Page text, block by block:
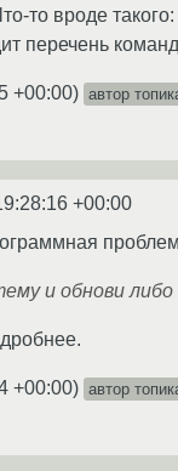
то вроде
перечень
+00:00) автор
+00:00
и обнови
+00:00) автор